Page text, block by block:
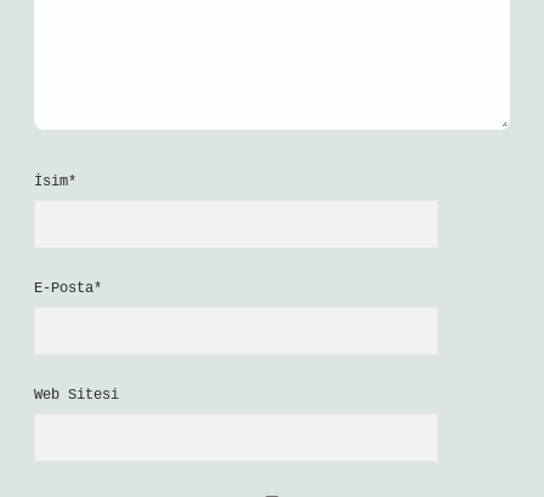
İsim*
E-Posta*
Web Sitesi